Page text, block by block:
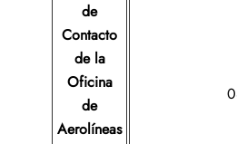
de
Contacto
de la
Oficina
de
Aerolíneas